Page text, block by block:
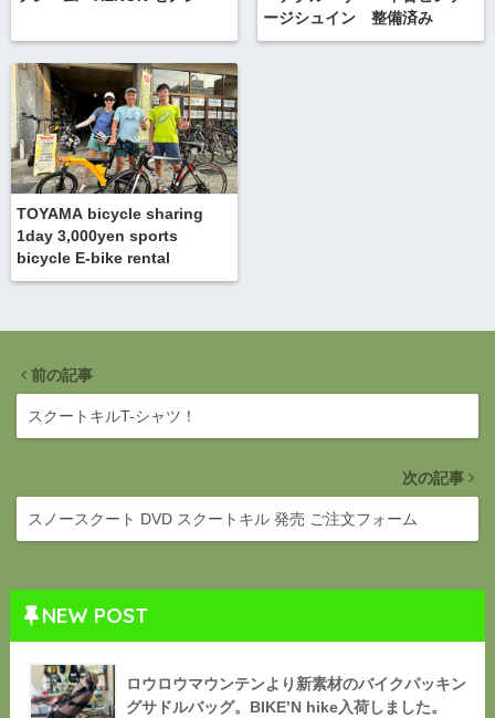
ージシュイン 整備済み
TOYAMA bicycle sharing
1day 3,000yen sports
bicycle E-bike rental
前の記事
スクートキルT-シャツ！
次の記事
スノースクート DVD スクートキル 発売 ご注文フォーム
NEW POST
ロウロウマウンテンより新素材のバイクパッキン
グサドルバッグ。BIKE’N hike入荷しました。